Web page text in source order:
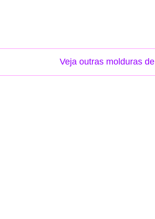
Veja outras molduras de